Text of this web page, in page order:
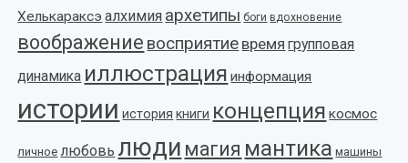
Хелькараксэ алхимия архетипы боги вдохновение
воображение восприятие время групповая
динамика иллюстрация информация
истории история книги концепция космос
личное любовь люди магия мантика машины